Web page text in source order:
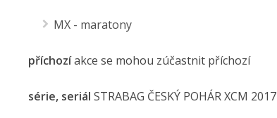
MX - maratony
příchozíakce se mohou zúčastnit příchozí
série, seriál STRABAG ČESKÝ POHÁR XCM 2017